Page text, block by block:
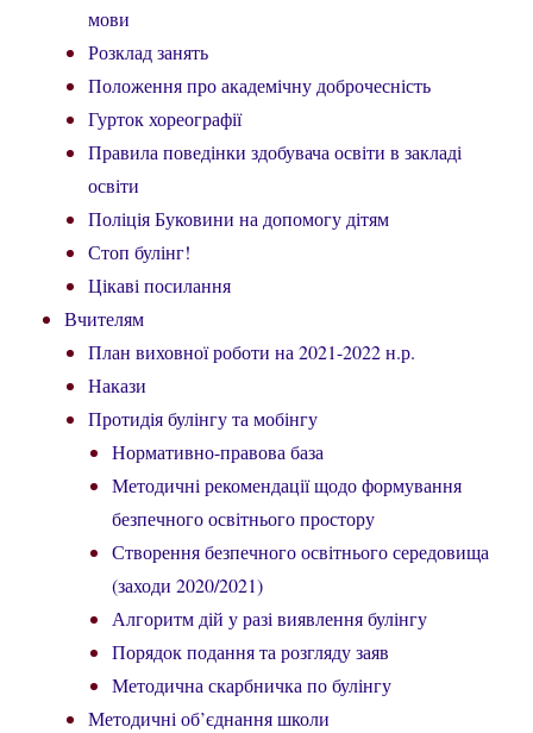
мови
Розклад занять
Положення про академічну доброчесність
Гурток хореографії
Правила поведінки здобувача освіти в закладі
освіти
Поліція Буковини на допомогу дітям
Стоп булінг!
Цікаві посилання
Вчителям
План виховної роботи на 2021-2022 н.р.
Накази
Протидія булінгу та мобінгу
Нормативно-правова база
Методичні рекомендації щодо формування
безпечного освітнього простору
Створення безпечного освітнього середовища
(заходи 2020/2021)
Алгоритм дій у разі виявлення булінгу
Порядок подання та розгляду заяв
Методична скарбничка по булінгу
Методичні об’єднання школи